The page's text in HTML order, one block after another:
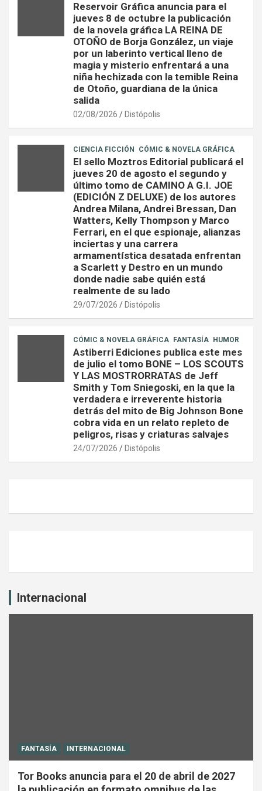
Reservoir Gráfica anuncia para el
jueves 8 de octubre la publicación
de la novela gráfica LA REINA DE
OTOÑO de Borja González, un viaje
por un laberinto vertical lleno de
magia y misterio enfrentará a una
niña hechizada con la temible Reina
de Otoño, guardiana de la única
salida
02/08/2026 Distópolis
CIENCIA FICCIÓN CÓMIC & NOVELA GRÁFICA
El sello Moztros Editorial publicará el
jueves 20 de agosto el segundo y
último tomo de CAMINO A G.I. JOE
(EDICIÓN Z DELUXE) de los autores
Andrea Milana, Andrei Bressan, Dan
Watters, Kelly Thompson y Marco
Ferrari, en el que espionaje, alianzas
inciertas y una carrera
armamentística desatada enfrentan
a Scarlett y Destro en un mundo
donde nadie sabe quién está
realmente de su lado
29/07/2026 Distópolis
CÓMIC & NOVELA GRÁFICA FANTASÍA HUMOR
Astiberri Ediciones publica este mes
de julio el tomo BONE – LOS SCOUTS
Y LAS MOSTRORRATAS de Jeff
Smith y Tom Sniegoski, en la que la
verdadera e irreverente historia
detrás del mito de Big Johnson Bone
cobra vida en un relato repleto de
peligros, risas y criaturas salvajes
24/07/2026 Distópolis
Internacional
FANTASÍA INTERNACIONAL
Tor Books anuncia para el 20 de abril de 2027